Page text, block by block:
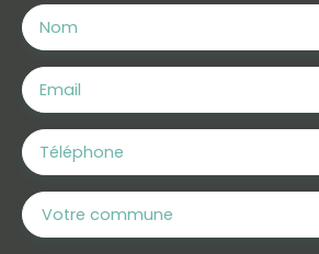
Nom
Email
Téléphone
Votre commune